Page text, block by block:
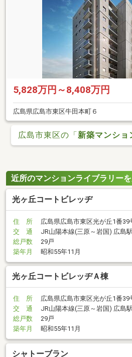
5,828万円～8,408万円
広島県広島市東区牛田本町６
広島市東区の「新築マンショ
近所のマンションライブラリー
光ヶ丘コートビレッヂ
住 所
広島県広島市東区光が丘1番39
交 通
JR山陽本線(三原～岩国) 広島
総戸数
29戸
築年月
昭和55年11月
光ヶ丘コートビレッヂＡ棟
住 所
広島県広島市東区光が丘1番39
交 通
JR山陽本線(三原～岩国) 広島
総戸数
29戸
築年月
昭和55年11月
シャトーブラン